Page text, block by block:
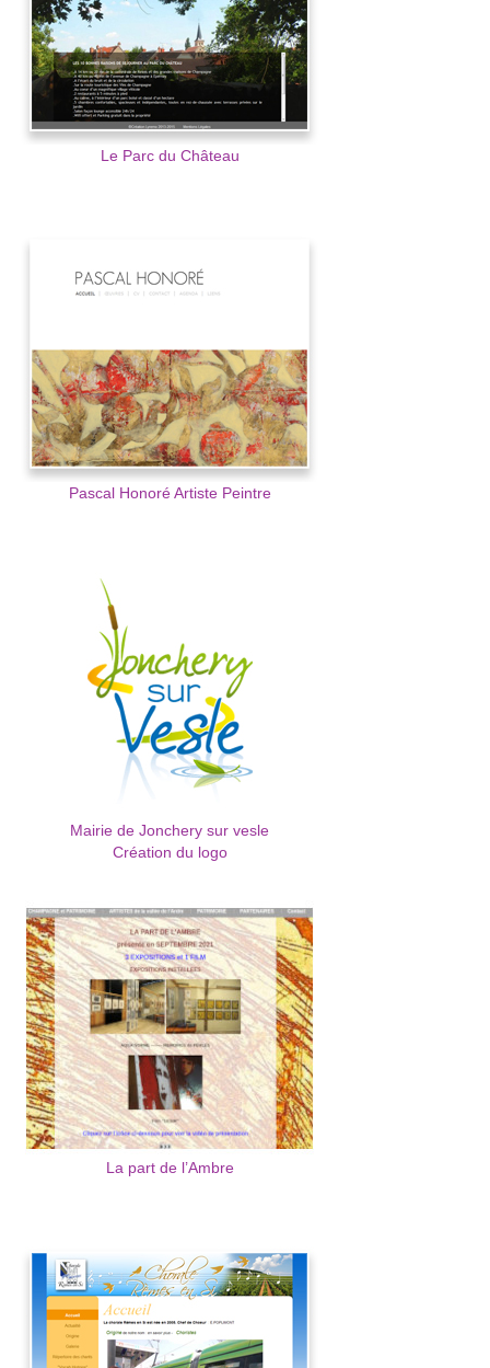
Le Parc du Château
Pascal Honoré Artiste Peintre
Mairie de Jonchery sur vesle
Création du logo
La part de l’Ambre